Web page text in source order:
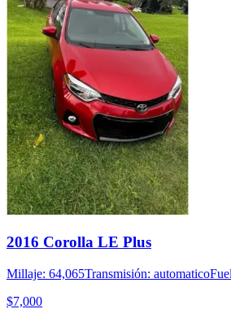
2016 Corolla LE Plus
Millaje: 64,065Transmisión: automatico
$7,000